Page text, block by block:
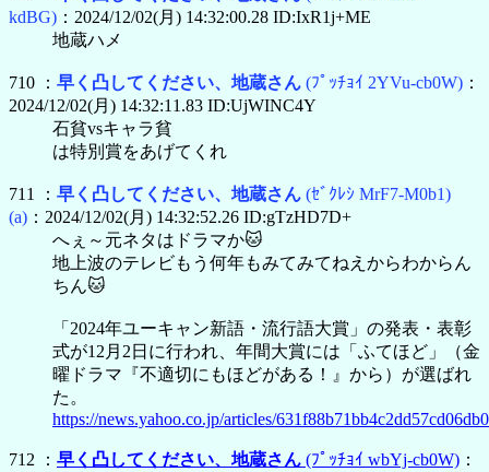
kdBG) ：2024/12/02(月) 14:32:00.28 ID:IxR1j+ME
地蔵ハメ
710 ： 早く凸してください、地蔵さん (ﾌﾟｯﾁｮｲ 2YVu-cb0W) ：
2024/12/02(月) 14:32:11.83 ID:UjWINC4Y
石貧vsキャラ貧
は特別賞をあげてくれ
711 ： 早く凸してください、地蔵さん (ｾﾞｸﾚｼ MrF7-M0b1)
(a) ：2024/12/02(月) 14:32:52.26 ID:gTzHD7D+
へぇ～元ネタはドラマか🐱
地上波のテレビもう何年もみてみてねえからわからん
ちん🐱
「2024年ユーキャン新語・流行語大賞」の発表・表彰
式が12月2日に行われ、年間大賞には「ふてほど」（金
曜ドラマ『不適切にもほどがある！』から）が選ばれ
た。
https://news.yahoo.co.jp/articles/
712 ： 早く凸してください、地蔵さん (ﾌﾟｯﾁｮｲ wbYj-cb0W) ：